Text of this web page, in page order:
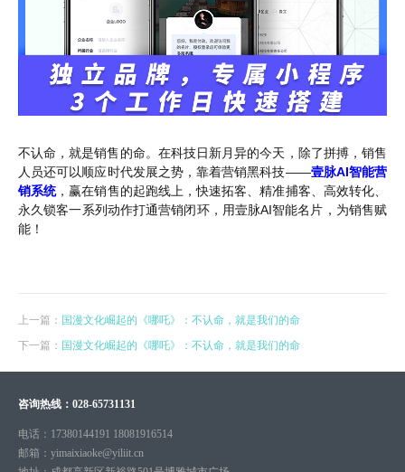
不认命，就是销售的命。在科技日新月异的今天，除了拼搏，销售
人员还可以顺应时代发展之势，靠着营销黑科技——壹脉AI智能营
销系统，赢在销售的起跑线上，快速拓客、精准捕客、高效转化、
永久锁客一系列动作打通营销闭环，用壹脉AI智能名片，为销售赋
能！
上一篇： 国漫文化崛起的《哪吒》：不认命，就是我们的命
下一篇： 国漫文化崛起的《哪吒》：不认命，就是我们的命
咨询热线： 028-65731131
电话： 17380144191 18081916514
邮箱： yimaixiaoke@yiliit.cn